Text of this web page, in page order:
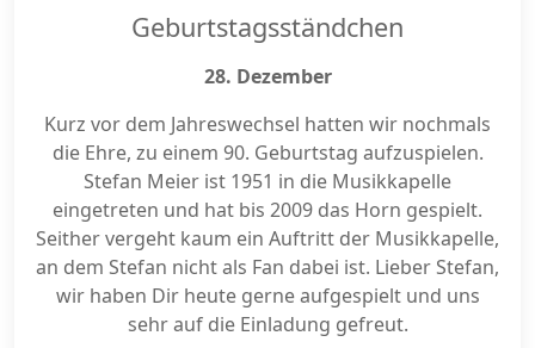
Geburtstagsständchen
28. Dezember
Kurz vor dem Jahreswechsel hatten wir nochmals
die Ehre, zu einem 90. Geburtstag aufzuspielen.
Stefan Meier ist 1951 in die Musikkapelle
eingetreten und hat bis 2009 das Horn gespielt.
Seither vergeht kaum ein Auftritt der Musikkapelle,
an dem Stefan nicht als Fan dabei ist. Lieber Stefan,
wir haben Dir heute gerne aufgespielt und uns
sehr auf die Einladung gefreut.